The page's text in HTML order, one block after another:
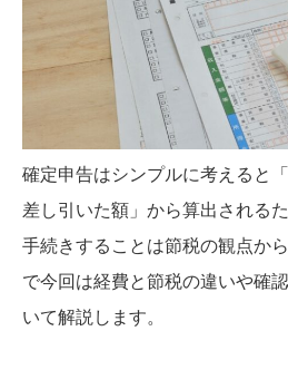
確定申告はシンプルに考えると
差し引いた額」から算出される
手続きすることは節税の観点か
で今回は経費と節税の違いや確
いて解説します。